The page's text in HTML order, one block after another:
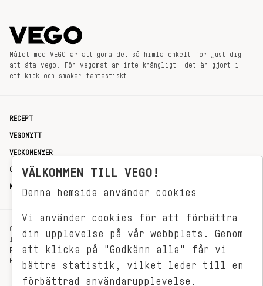
Målet med VEGO är att göra det så himla enkelt för just dig
att äta vego. För vegomat är inte krångligt, det är gjort i
ett kick och smakar fantastiskt.
RECEPT
VEGONYTT
VECKOMENYER
OM OSS
KONTAKT
OXENSTIERNSGATAN 33
114 27 STOCKHOLM
REDAKTIONEN@VEGOMAGASINET.SE
08-799 62 01
VÄLKOMMEN TILL VEGO!
Denna hemsida använder cookies
Vi använder cookies för att förbättra
din upplevelse på vår webbplats. Genom
att klicka på "Godkänn alla" får vi
bättre statistik, vilket leder till en
förbättrad användarupplevelse.